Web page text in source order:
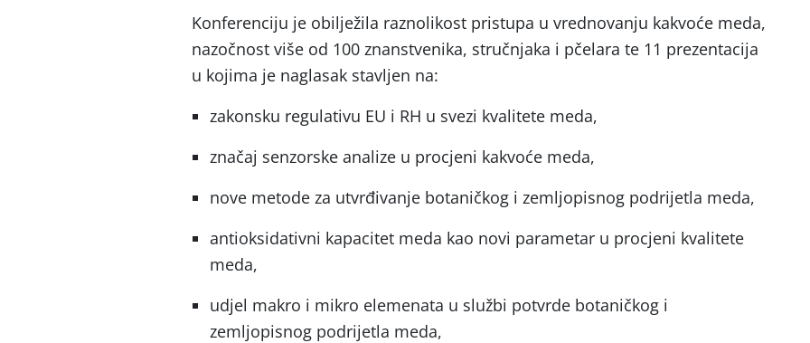
Konferenciju je obilježila raznolikost pristupa u vrednovanju kakvoće meda,
nazočnost više od 100 znanstvenika, stručnjaka i pčelara te 11 prezentacija
u kojima je naglasak stavljen na:
zakonsku regulativu EU i RH u svezi kvalitete meda,
značaj senzorske analize u procjeni kakvoće meda,
nove metode za utvrđivanje botaničkog i zemljopisnog podrijetla meda,
antioksidativni kapacitet meda kao novi parametar u procjeni kvalitete
meda,
udjel makro i mikro elemenata u službi potvrde botaničkog i
zemljopisnog podrijetla meda,